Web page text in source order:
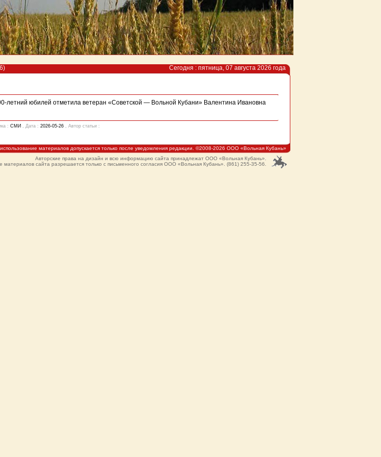
Сегодня : пятница, 07 августа 2026 года
летний юбилей отметила ветеран «Советской — Вольной Кубани» Валентина Ивановна
: СМИ , Дата : 2026-05-26 , Автор статьи :
материалов допускается только после уведомления редакции. ©2008-2026 ООО «Вольная Кубань»
Авторские права на дизайн и всю информацию сайта принадлежат ООО «Вольная Кубань».
материалов сайта разрешается только с письменного согласия ООО «Вольная Кубань». (861) 255-35-56.